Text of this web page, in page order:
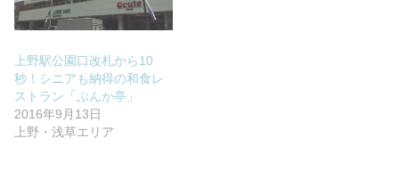
上野駅公園口改札から10
秒！シニアも納得の和食レ
ストラン「ぶんか亭」
2016年9月13日
上野・浅草エリア